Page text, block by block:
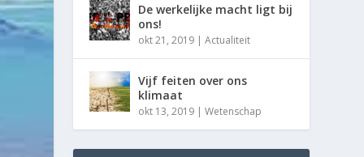
De werkelijke macht ligt bij
ons!
okt 21, 2019 |Actualiteit
Vijf feiten over ons
klimaat
okt 13, 2019 |Wetenschap